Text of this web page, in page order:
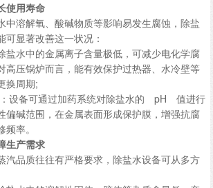
使用寿命
溶解氧、酸碱物质等影响易发生腐蚀，除盐
显著改善这一状况：
水中的金属离子含量极低，可减少电化学腐
高压锅炉而言，能有效保护过热器、水冷壁等
换周期;
备可通过加药系统对除盐水的 pH 值进行
偏碱范围，在金属表面形成保护膜，增强抗腐
率。
生产需求
品质往往有严格要求，除盐水设备可从多方